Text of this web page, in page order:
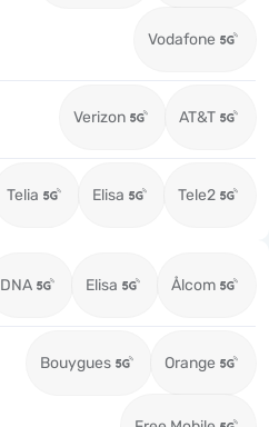
Vodafone
Verizon AT&T
Telia Elisa Tele2
DNA Elisa Ålcom
Bouygues Orange